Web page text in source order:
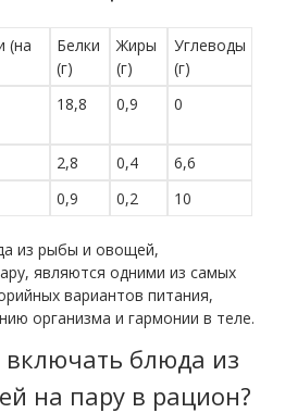
(на
Белки
(г)
Жиры
(г)
Углеводы
(г)
18,8 0,9 0
2,8 0,4
6,6
0,9 0,2 10
из рыбы и овощей,
являются одними из самых
вариантов питания,
организма и гармонии в теле.
включать блюда из
на пару в рацион?